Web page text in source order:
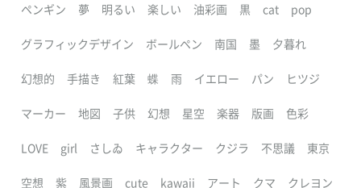
ペンギン 夢 明るい 楽しい 油彩画 黒 cat pop
グラフィックデザイン ボールペン 南国 墨 夕暮れ
幻想的 手描き 紅葉 蝶 雨 イエロー パン ヒツジ
マーカー 地図 子供 幻想 星空 楽器 版画 色彩
LOVE girl さしゐ キャラクター クジラ 不思議 東京
空想 紫 風景画 cute kawaii アート クマ クレヨン